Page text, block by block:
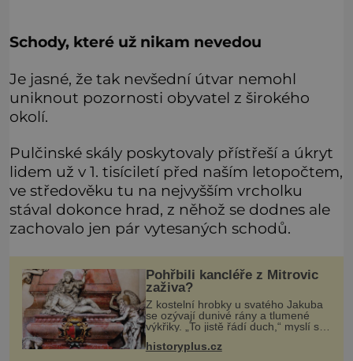
Schody, které už nikam nevedou
Je jasné, že tak nevšední útvar nemohl
uniknout pozornosti obyvatel z širokého
okolí.
Pulčinské skály poskytovaly přístřeší a úkryt
lidem už v 1. tisíciletí před naším letopočtem,
ve středověku tu na nejvyšším vrcholku
stával dokonce hrad, z něhož se dodnes ale
zachovalo jen pár vytesaných schodů.
Pohřbili kancléře z Mitrovic
zaživa?
Z kostelní hrobky u svatého Jakuba
se ozývají dunivé rány a tlumené
výkřiky. „To jistě řádí duch,“ myslí si
pověrčiví lidé. Ani za dvě kopy grošů
by se nikdo neodvážil podzemní
historyplus.cz